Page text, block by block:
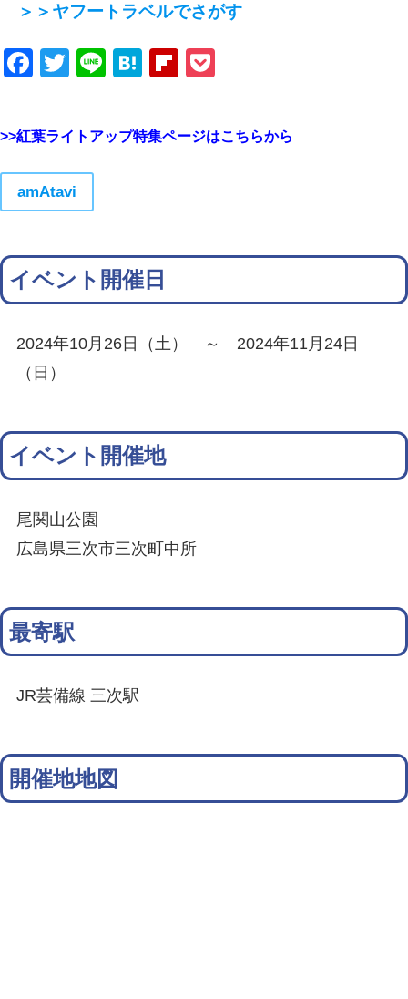
＞＞ヤフートラベルでさがす
Facebook
Twitter
LineHatenaFlipboard
>>紅葉ライトアップ特集ページはこちらから
amAtavi
イベント開催日
2024年10月26日（土） ～ 2024年11月24日
（日）
イベント開催地
尾関山公園
広島県三次市三次町中所
最寄駅
JR芸備線 三次駅
開催地地図